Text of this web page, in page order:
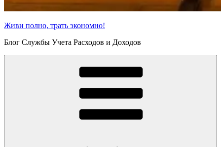
Живи полно, трать экономно!
Блог Службы Учета Расходов и Доходов